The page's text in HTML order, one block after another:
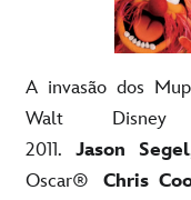
A invasão dos
Walt
2011.Jason Segel
Oscar® Chris